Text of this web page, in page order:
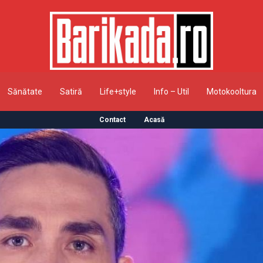
Sănătate Satiră Life+style Info – Util Motokooltura
Contact Acasă